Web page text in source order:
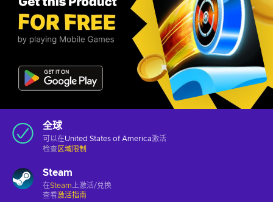
全球
可以在United States of America激活
检查 区域限制
Steam
在Steam 上激活/兑换
查看激活指南